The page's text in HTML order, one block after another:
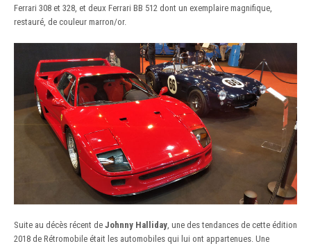
Ferrari 308 et 328, et deux Ferrari BB 512 dont un exemplaire magnifique,
restauré, de couleur marron/or.
Suite au décès récent de Johnny Halliday , une des tendances de cette édition
2018 de Rétromobile était les automobiles qui lui ont appartenues. Une